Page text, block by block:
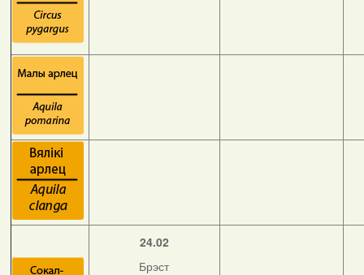
24.02
Брэст